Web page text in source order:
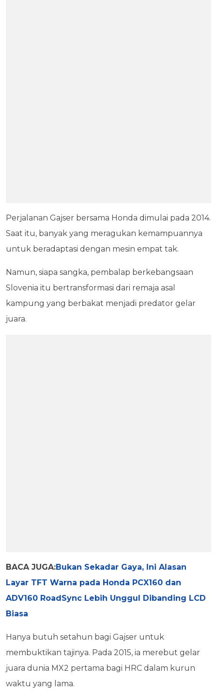
Perjalanan Gajser bersama Honda dimulai pada 2014.
Saat itu, banyak yang meragukan kemampuannya
untuk beradaptasi dengan mesin empat tak.
Namun, siapa sangka, pembalap berkebangsaan
Slovenia itu bertransformasi dari remaja asal
kampung yang berbakat menjadi predator gelar
juara.
BACA JUGA:Bukan Sekadar Gaya, Ini Alasan
Layar TFT Warna pada Honda PCX160 dan
ADV160 RoadSync Lebih Unggul Dibanding LCD
Biasa
Hanya butuh setahun bagi Gajser untuk
membuktikan tajinya. Pada 2015, ia merebut gelar
juara dunia MX2 pertama bagi HRC dalam kurun
waktu yang lama.